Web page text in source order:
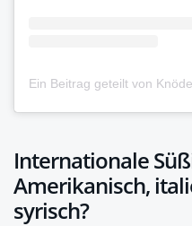
Internationale
Amerikanisch,
syrisch?